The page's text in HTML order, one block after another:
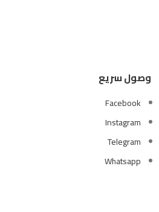
وصول سريع
Facebook
Instagram
Telegram
Whatsapp